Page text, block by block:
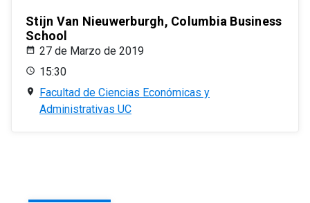
Stijn Van Nieuwerburgh, Columbia Business
School
27 de Marzo de 2019
15:30
Facultad de Ciencias Económicas y
Administrativas UC